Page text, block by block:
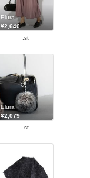
Elura
¥2,640
.st
Elura
¥2,079
.st